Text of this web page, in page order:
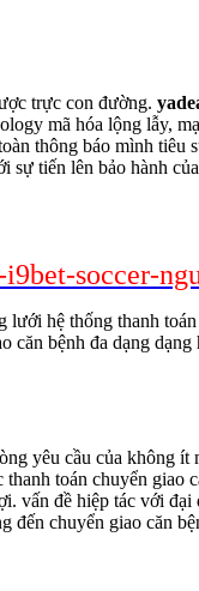
trực con đường.
mã hóa lộng lẫy,
thông báo mình
tiến lên bảo hành
soccer-
hệ thống thanh
bệnh đa dạng
yêu cầu của không
toán chuyển giao
đề hiệp tác với
đến chuyển giao căn